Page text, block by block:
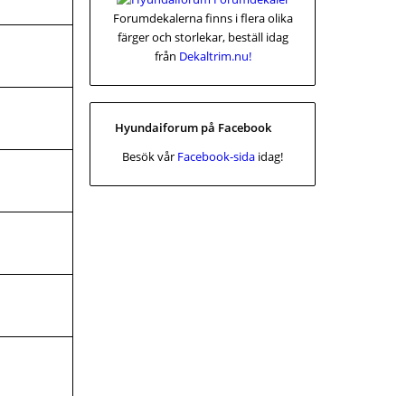
Forumdekalerna finns i flera olika
färger och storlekar, beställ idag
från Dekaltrim.nu!
Hyundaiforum på Facebook
Besök vår Facebook-sida idag!